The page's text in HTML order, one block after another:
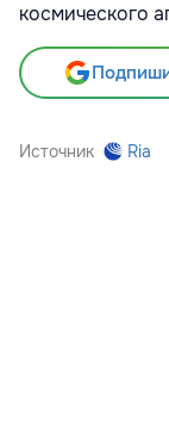
космического
Источник Ria